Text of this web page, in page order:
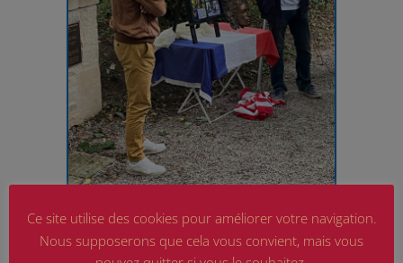
Ce site utilise des cookies pour améliorer votre navigation.
Nous supposerons que cela vous convient, mais vous